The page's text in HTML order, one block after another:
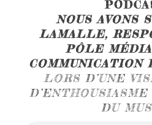
NOUS AVONS
LAMALLE,
PÔLE
COMMUNICATION
LORS D’UNE
DU